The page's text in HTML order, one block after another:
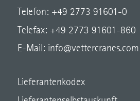
Telefon: +49 2773 91601-0
Telefax: +49 2773 91601-860
E-Mail: info@vettercranes.com
Lieferantenkodex